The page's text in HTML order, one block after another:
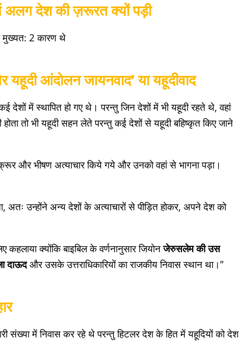
देश की ज़रूरत क्यों पड़ी
2 कारण थे
यहूदी आंदोलन जायनवाद’ या यहूदीवाद
देशों में स्थापित हो गए थे। परन्तु जिन देशों में भी यहूदी रहते थे, वहां
होता तो भी यहूदी सहन लेते परन्तु कई देशों से यहूदी बहिष्कृत किए जाने
और भीषण अत्याचार किये गये और उनको वहां से भागना पड़ा।
अतः उन्होंने अन्य देशों के अत्याचारों से पीड़ित होकर, अपने देश को
कहलाया क्योंकि बाइबिल के वर्णनानुसार जियोनजेरुसलेम की उस
दाऊदऔर उसके उत्तराधिकारियों का राजकीय निवास स्थान था।”
संख्या में निवास कर रहे थे परन्तु हिटलर देश के हित में यहूदियों को देश